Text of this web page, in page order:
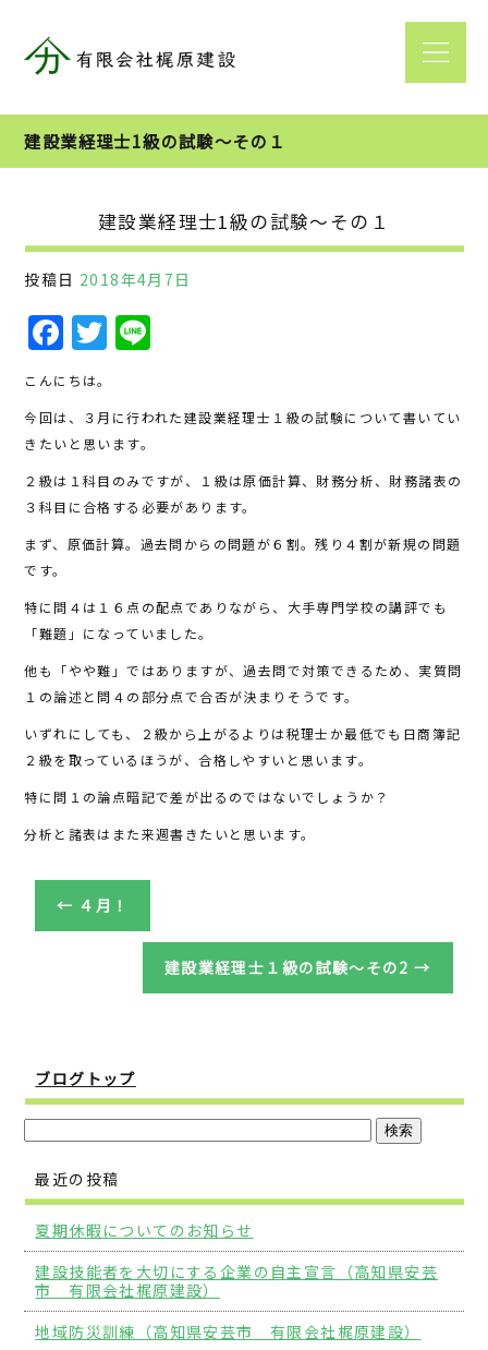
建設業経理士1級の試験～その１
建設業経理士1級の試験～その１
投稿日 2018年4月7日
F
a
c
e
b
o
o
T
w
it
te
r
e
こんにちは。
今回は、３月に行われた建設業経理士１級の試験について書いてい
きたいと思います。
２級は１科目のみですが、１級は原価計算、財務分析、財務諸表の
３科目に合格する必要があります。
まず、原価計算。過去問からの問題が６割。残り４割が新規の問題
です。
特に問４は１６点の配点でありながら、大手専門学校の講評でも
「難題」になっていました。
他も「やや難」ではありますが、過去問で対策できるため、実質問
１の論述と問４の部分点で合否が決まりそうです。
いずれにしても、２級から上がるよりは税理士か最低でも日商簿記
２級を取っているほうが、合格しやすいと思います。
特に問１の論点暗記で差が出るのではないでしょうか？
分析と諸表はまた来週書きたいと思います。
← ４月！
建設業経理士１級の試験～その2→
ブログトップ
最近の投稿
夏期休暇についてのお知らせ
建設技能者を大切にする企業の自主宣言（高知県安芸
市 有限会社梶原建設）
地域防災訓練（高知県安芸市 有限会社梶原建設）